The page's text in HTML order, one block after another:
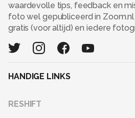
waardevolle tips, feedback en
foto wel gepubliceerd in
gratis (voor altijd) en iedere
HANDIGE LINKS
RESHIFT